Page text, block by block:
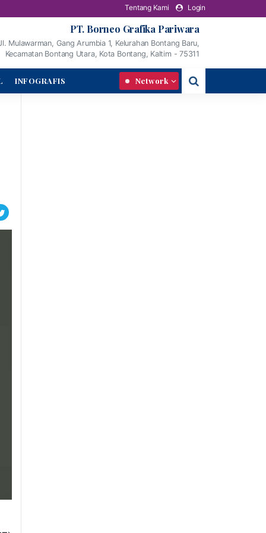
Tentang Kami Login
PT. Borneo Grafika Pariwara
Mulawarman, Gang Arumbia 1, Kelurahan Bontang Baru,
Kecamatan Bontang Utara, Kota Bontang, Kaltim - 75311
INFOGRAFIS Network